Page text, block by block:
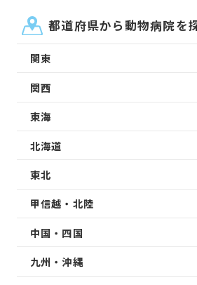
都道府県から動物病院を
関東
関西
東海
北海道
東北
甲信越・北陸
中国・四国
九州・沖縄